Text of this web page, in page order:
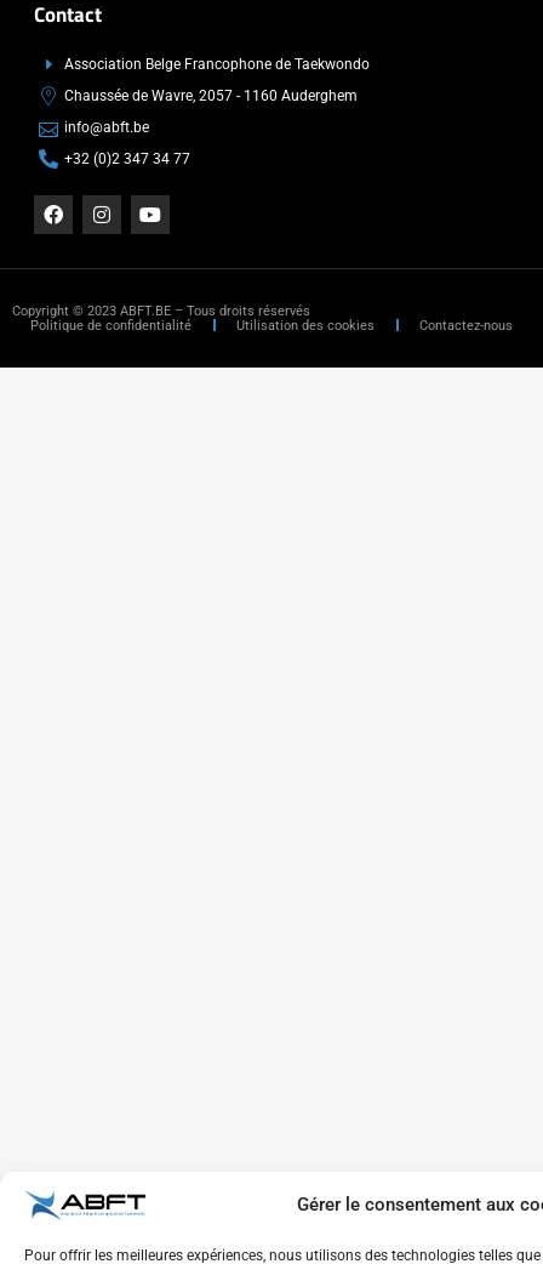
Gérer le consentement aux
Pour offrir les meilleures expériences, nous utilisons des technologies telles
Contact
Association Belge Francophone de Taekwondo
Chaussée de Wavre, 2057 - 1160 Auderghem
info@abft.be
+32 (0)2 347 34 77
Copyright © 2023 ABFT.BE – Tous droits réservés
Politique de confidentialité
Utilisation des cookies Contactez-nous